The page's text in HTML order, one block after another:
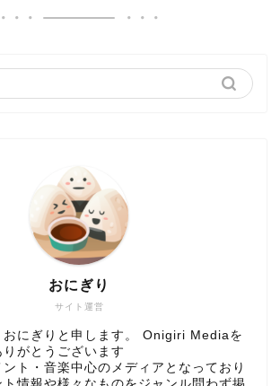
サイト運営
おにぎり
おにぎりと申します。 Onigiri Mediaを
がとうございます
ト・音楽中心のメディアとなっており